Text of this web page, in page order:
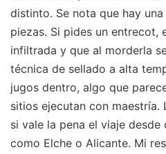
distinto. Se nota que hay
piezas. Si pides un entrecot,
infiltrada y que al morderla
técnica de sellado a alta
jugos dentro, algo que
sitios ejecutan con maestría.
si vale la pena el viaje desde
como Elche o Alicante. Mi